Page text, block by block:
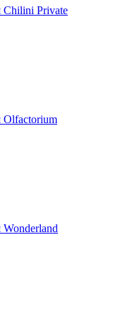
Chilini Private
Olfactorium